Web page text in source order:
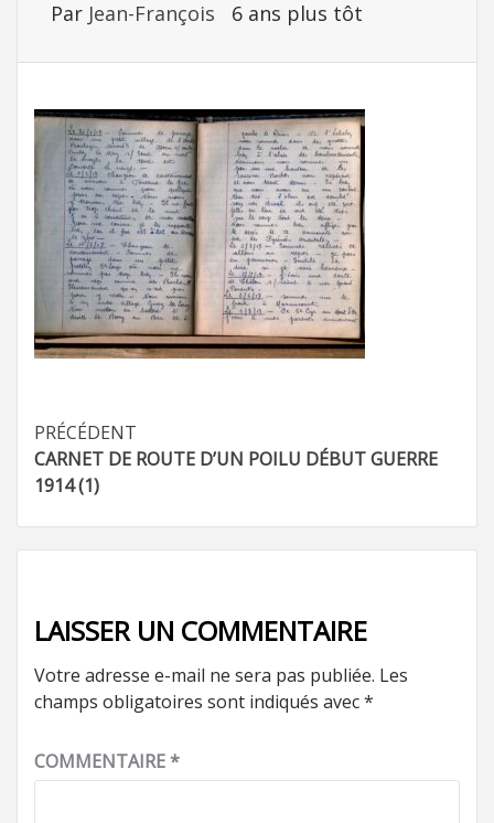
Par Jean-François 6 ans plus tôt
Navigation
d’article
PRÉCÉDENT
CARNET DE ROUTE D’UN POILU DÉBUT GUERRE
1914 (1)
LAISSER UN COMMENTAIRE
Votre adresse e-mail ne sera pas publiée. Les
champs obligatoires sont indiqués avec*
COMMENTAIRE*